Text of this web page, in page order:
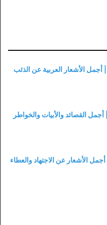
الأشعار العربية عن الذئب
القصائد والأبيات والخواطر
الأشعار عن الاجتهاد والعطاء